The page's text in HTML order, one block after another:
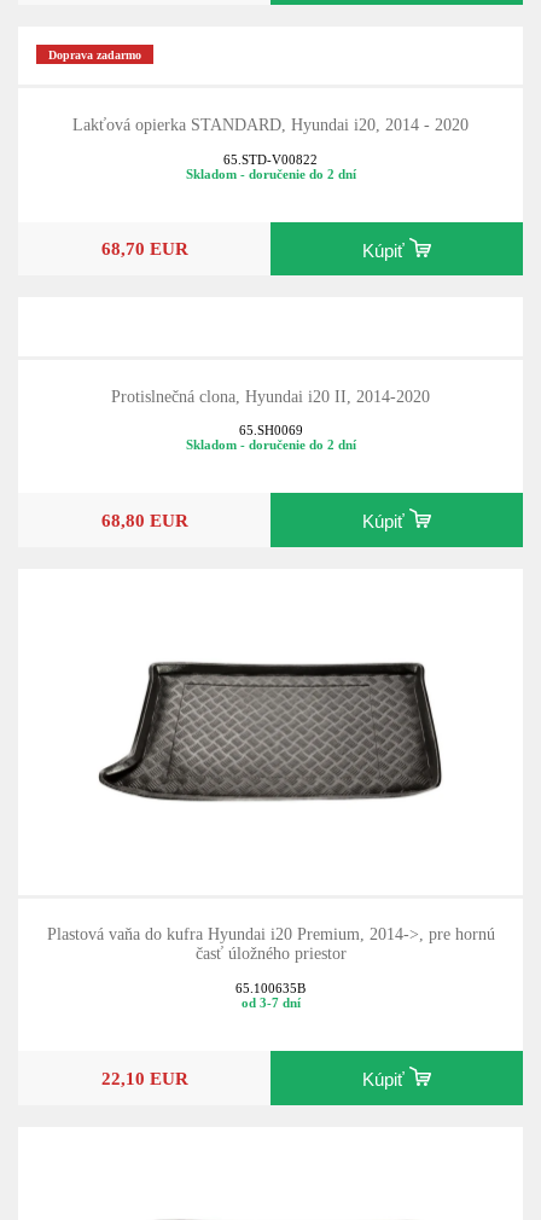
Doprava zadarmo
Lakťová opierka STANDARD, Hyundai i20, 2014 - 2020
65.STD-V00822
Skladom - doručenie do 2 dní
68,70 EUR Kúpiť
Protislnečná clona, Hyundai i20 II, 2014-2020
65.SH0069
Skladom - doručenie do 2 dní
68,80 EUR Kúpiť
Plastová vaňa do kufra Hyundai i20 Premium, 2014->, pre hornú
časť úložného priestor
65.100635B
od 3-7 dní
22,10 EUR Kúpiť